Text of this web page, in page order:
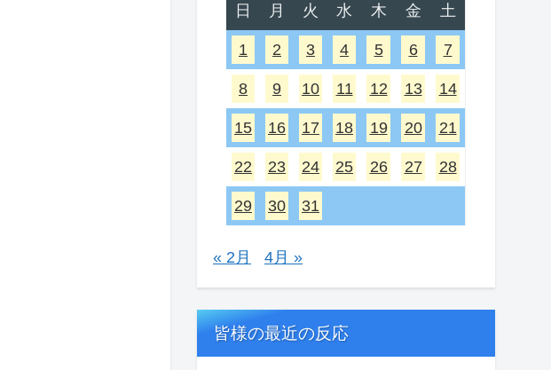
日
月 火 水 木 金 土
1 2 3 4 5 6 7
8 9 10 11 12 13 14
15 16 17 18 19 20 21
22 23 24 25 26 27 28
29 30 31
« 2月 4月 »
皆様の最近の反応